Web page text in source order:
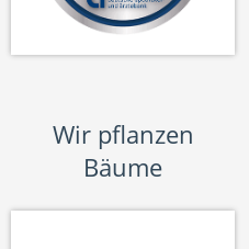
Wir pflanzen
Bäume